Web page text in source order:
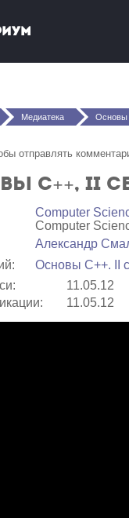
Медиатека Основы
отправлять
C++, II
Computer
Computer
Александр
Основы C++. II
11.05.12
11.05.12